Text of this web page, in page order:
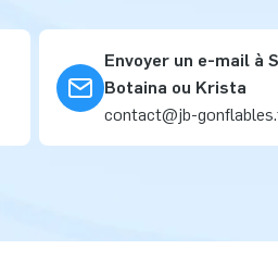
Envoyer un e-mail à
Botaina ou Krista
contact@jb-